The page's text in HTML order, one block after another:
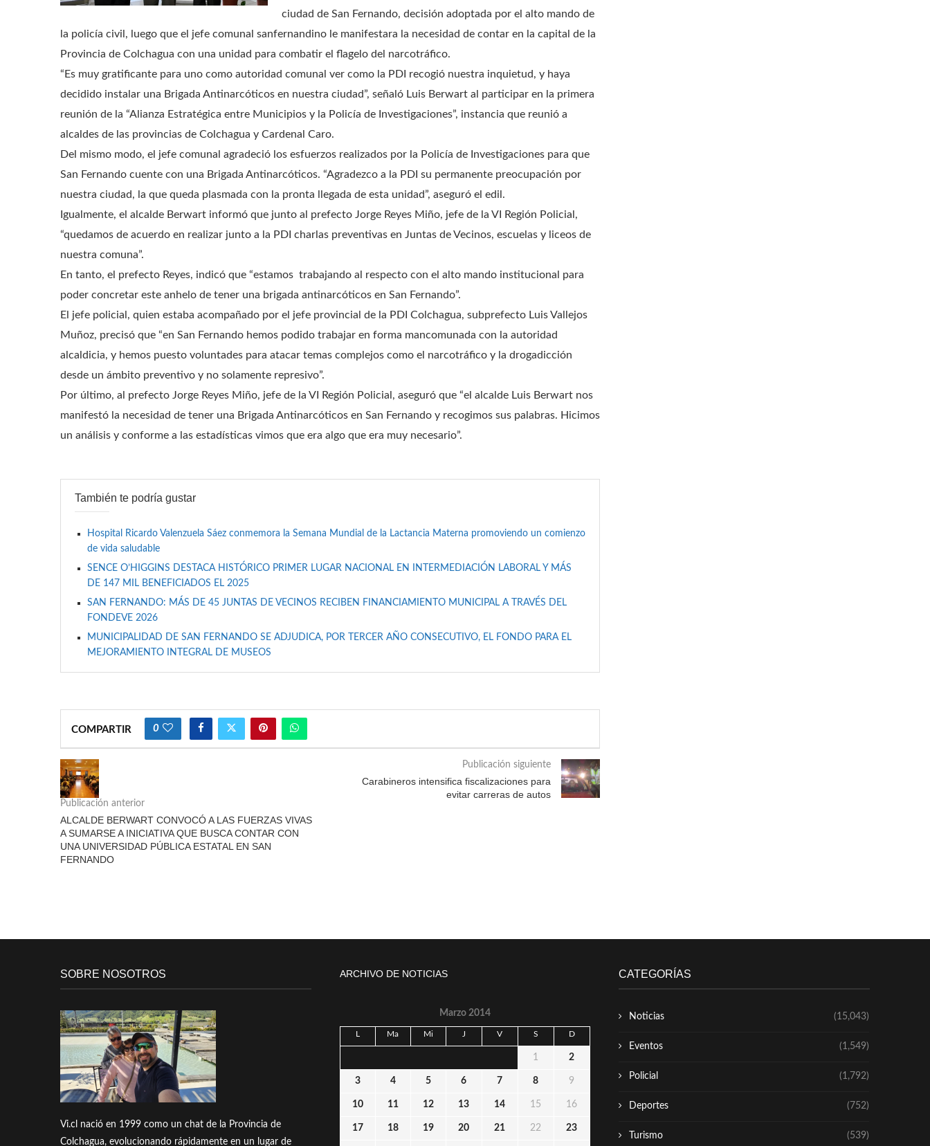
ciudad de San Fernando, decisión adoptada por el alto mando de
la policía civil, luego que el jefe comunal sanfernandino le manifestara la necesidad de contar en la capital de la
Provincia de Colchagua con una unidad para combatir el flagelo del narcotráfico.
“Es muy gratificante para uno como autoridad comunal ver como la PDI recogió nuestra inquietud, y haya
decidido instalar una Brigada Antinarcóticos en nuestra ciudad”, señaló Luis Berwart al participar en la primera
reunión de la “Alianza Estratégica entre Municipios y la Policía de Investigaciones”, instancia que reunió a
alcaldes de las provincias de Colchagua y Cardenal Caro.
Del mismo modo, el jefe comunal agradeció los esfuerzos realizados por la Policía de Investigaciones para que
San Fernando cuente con una Brigada Antinarcóticos. “Agradezco a la PDI su permanente preocupación por
nuestra ciudad, la que queda plasmada con la pronta llegada de esta unidad”, aseguró el edil.
Igualmente, el alcalde Berwart informó que junto al prefecto Jorge Reyes Miño, jefe de la VI Región Policial,
“quedamos de acuerdo en realizar junto a la PDI charlas preventivas en Juntas de Vecinos, escuelas y liceos de
nuestra comuna”.
En tanto, el prefecto Reyes, indicó que “estamos trabajando al respecto con el alto mando institucional para
poder concretar este anhelo de tener una brigada antinarcóticos en San Fernando”.
El jefe policial, quien estaba acompañado por el jefe provincial de la PDI Colchagua, subprefecto Luis Vallejos
Muñoz, precisó que “en San Fernando hemos podido trabajar en forma mancomunada con la autoridad
alcaldicia, y hemos puesto voluntades para atacar temas complejos como el narcotráfico y la drogadicción
desde un ámbito preventivo y no solamente represivo”.
Por último, al prefecto Jorge Reyes Miño, jefe de la VI Región Policial, aseguró que “el alcalde Luis Berwart nos
manifestó la necesidad de tener una Brigada Antinarcóticos en San Fernando y recogimos sus palabras. Hicimos
un análisis y conforme a las estadísticas vimos que era algo que era muy necesario”.
También te podría gustar
Hospital Ricardo Valenzuela Sáez conmemora la Semana Mundial de la Lactancia Materna promoviendo un comienzo
de vida saludable
SENCE O’HIGGINS DESTACA HISTÓRICO PRIMER LUGAR NACIONAL EN INTERMEDIACIÓN LABORAL Y MÁS
DE 147 MIL BENEFICIADOS EL 2025
SAN FERNANDO: MÁS DE 45 JUNTAS DE VECINOS RECIBEN FINANCIAMIENTO MUNICIPAL A TRAVÉS DEL
FONDEVE 2026
MUNICIPALIDAD DE SAN FERNANDO SE ADJUDICA, POR TERCER AÑO CONSECUTIVO, EL FONDO PARA EL
MEJORAMIENTO INTEGRAL DE MUSEOS
COMPARTIR 0
Publicación anterior
ALCALDE BERWART CONVOCÓ A LAS FUERZAS VIVAS
A SUMARSE A INICIATIVA QUE BUSCA CONTAR CON
UNA UNIVERSIDAD PÚBLICA ESTATAL EN SAN
FERNANDO
Publicación siguiente
Carabineros intensifica fiscalizaciones para
evitar carreras de autos
SOBRE NOSOTROS
Vi.cl nació en 1999 como un chat de la Provincia de
Colchagua, evolucionando rápidamente en un lugar de
ARCHIVO DE NOTICIAS
Marzo 2014
L Ma Mi J V S D
1 2
3 4 5 6 7 8 9
10 11 12 13 14 15 16
17 18 19 20 21 22 23
CATEGORÍAS
Noticias (15,043)
Eventos (1,549)
Policial (1,792)
Deportes (752)
Turismo (539)